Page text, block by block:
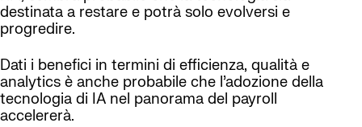
destinata a restare e potrà solo evolversi e
progredire.
Dati i benefici in termini di efficienza, qualità e
analytics è anche probabile che l’adozione della
tecnologia di IA nel panorama del payroll
accelererà.